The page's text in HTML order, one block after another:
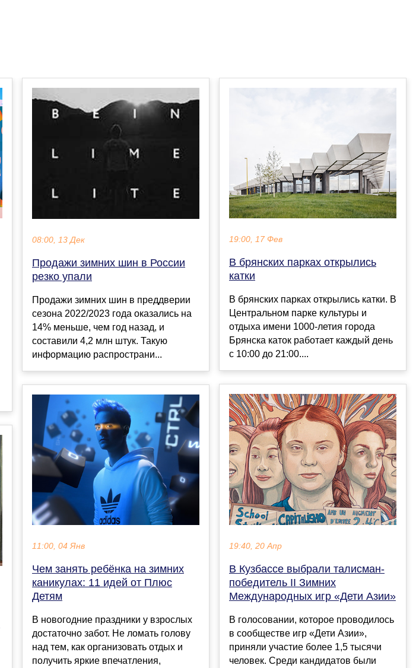
08:00, 13 Дек
Продажи зимних шин в России
резко упали
Продажи зимних шин в преддверии
сезона 2022/2023 года оказались на
14% меньше, чем год назад, и
составили 4,2 млн штук. Такую
информацию распространи...
11:00, 04 Янв
Чем занять ребёнка на зимних
каникулах: 11 идей от Плюс
Детям
В новогодние праздники у взрослых
достаточно забот. Не ломать голову
над тем, как организовать отдых и
получить яркие впечатления,
19:00, 17 Фев
В брянских парках открылись
катки
В брянских парках открылись катки. В
Центральном парке культуры и
отдыха имени 1000-летия города
Брянска каток работает каждый день
с 10:00 до 21:00....
19:40, 20 Апр
В Кузбассе выбрали талисман-
победитель II Зимних
Международных игр «Дети Азии»
В голосовании, которое проводилось
в сообществе игр «Дети Азии»,
приняли участие более 1,5 тысячи
человек. Среди кандидатов были